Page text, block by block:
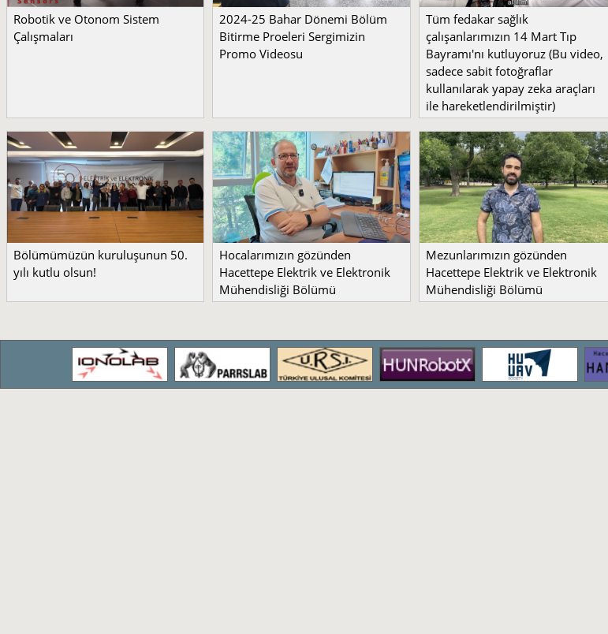
Robotik ve Otonom Sistem
Çalışmaları
2024-25 Bahar Dönemi Bölüm
Bitirme Proeleri Sergimizin
Promo Videosu
Tüm fedakar sağlık
çalışanlarımızın 14 Mart Tıp
Bayramı'nı kutluyoruz (Bu video,
sadece sabit fotoğraflar
kullanılarak yapay zeka araçları
ile hareketlendirilmiştir)
Bölümümüzün kuruluşunun 50.
yılı kutlu olsun!
Hocalarımızın gözünden
Hacettepe Elektrik ve Elektronik
Mühendisliği Bölümü
Mezunlarımızın gözünden
Hacettepe Elektrik ve Elektronik
Mühendisliği Bölümü